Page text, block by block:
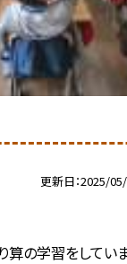
更新日 2025/
算の学習をしてい